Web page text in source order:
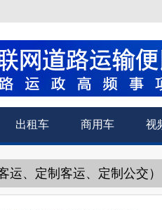
出租车 商用车 视
、定制客运、定制公交）